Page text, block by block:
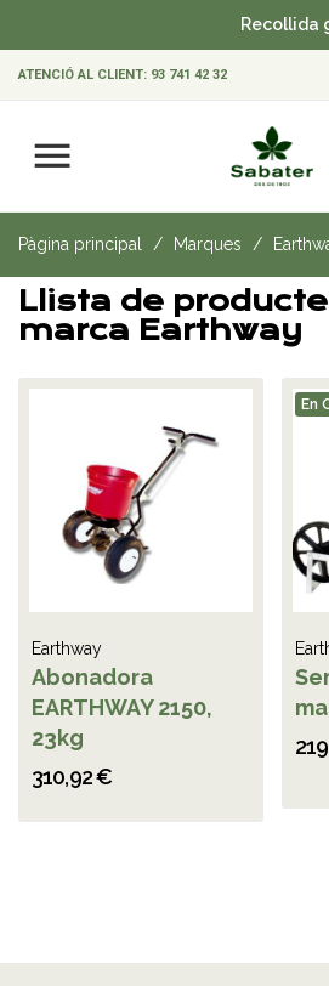
Recollida
ATENCIÓ AL CLIENT: 93 741 42 32
Pàgina principal Marques
Llista de
marca Earthway
Earthway
Abonadora
EARTHWAY 2150,
23kg
310,92 €
En